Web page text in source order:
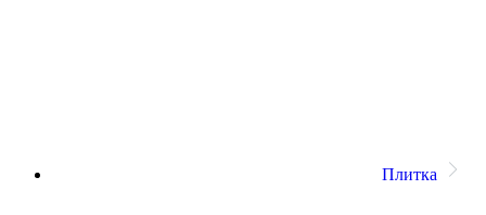
Плитка